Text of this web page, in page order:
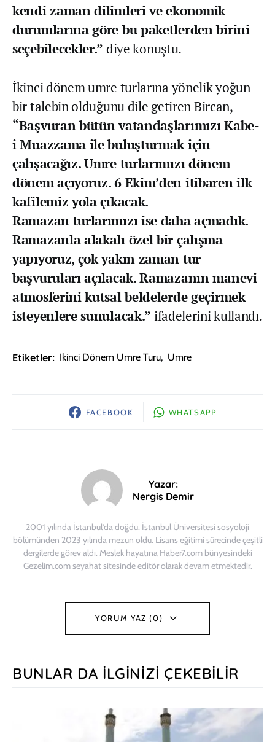
kendi zaman dilimleri ve ekonomik
durumlarına göre bu paketlerden birini
seçebilecekler.” diye konuştu.
İkinci dönem umre turlarına yönelik yoğun
bir talebin olduğunu dile getiren Bircan,
“Başvuran bütün vatandaşlarımızı Kabe-
i Muazzama ile buluşturmak için
çalışacağız. Umre turlarımızı dönem
dönem açıyoruz. 6 Ekim’den itibaren ilk
kafilemiz yola çıkacak.
Ramazan turlarımızı ise daha açmadık.
Ramazanla alakalı özel bir çalışma
yapıyoruz, çok yakın zaman tur
başvuruları açılacak. Ramazanın manevi
atmosferini kutsal beldelerde geçirmek
isteyenlere sunulacak.” ifadelerini kullandı.
Etiketler: Ikinci Dönem Umre Turu, Umre
FACEBOOK WHATSAPP
Yazar:
Nergis Demir
2001 yılında İstanbul’da doğdu. İstanbul Üniversitesi sosyoloji
bölümünden 2023 yılında mezun oldu. Lisans eğitimi sürecinde çeşitli
dergilerde görev aldı. Meslek hayatına Haber7.com bünyesindeki
Gezelim.com seyahat sitesinde editör olarak devam etmektedir.
YORUM YAZ (0)
BUNLAR DA İLGINIZI ÇEKEBILIR